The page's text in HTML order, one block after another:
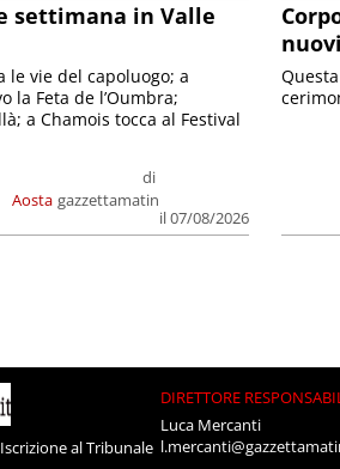
settimana in Valle
Aosta
di
gazzettamatin
il 07/08/2026
le vie del capoluogo; a
la Feta de l’Oumbra;
a Chamois tocca al Festival
al Tribunale
DIRETTORE
Luca Mercanti